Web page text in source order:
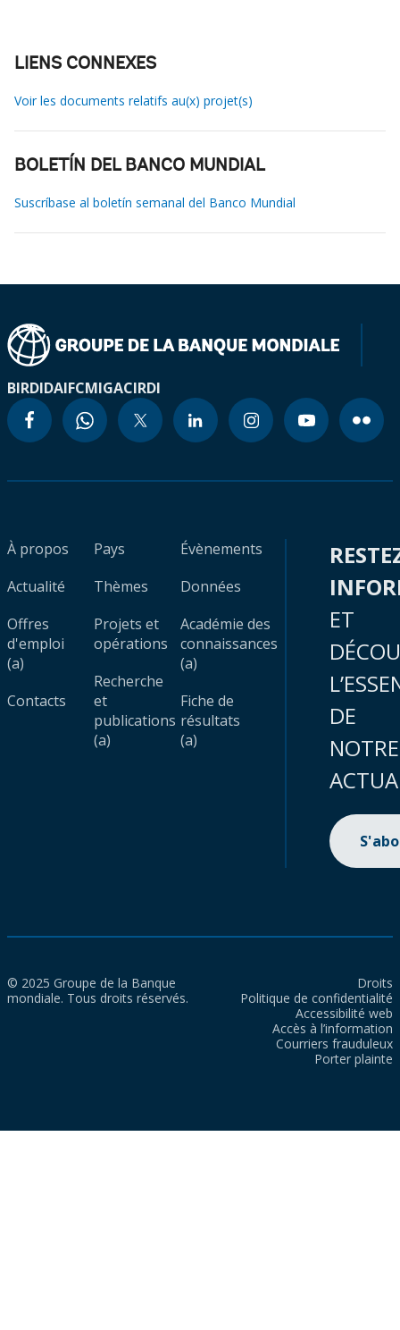
LIENS CONNEXES
Voir les documents relatifs au(x) projet(s)
BOLETÍN DEL BANCO MUNDIAL
Suscríbase al boletín semanal del Banco Mundial
BIRDIDAIFCMIGACIRDI
À propos
Actualité
Offres
d'emploi
(a)
Contacts
Pays
Thèmes
Projets et
opérations
Recherche
et
publications
(a)
Évènements
Données
Académie des
connaissances
(a)
Fiche de
résultats
(a)
ET
DE
NOTRE
© 2025 Groupe de la Banque
mondiale. Tous droits réservés.
Droits
Politique de confidentialité
Accessibilité web
Accès à l’information
Courriers frauduleux
Porter plainte